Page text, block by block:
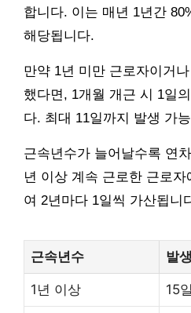
합니다. 이는 매년 1년간
해당됩니다.
만약 1년 미만 근로자이거
했다면, 1개월 개근 시 1일
다. 최대 11일까지 발생 가
근속년수가 늘어날수록 연
년 이상 계속 근로한 근로
여 2년마다 1일씩 가산됩니
근속년수 발
1년 이상 15일